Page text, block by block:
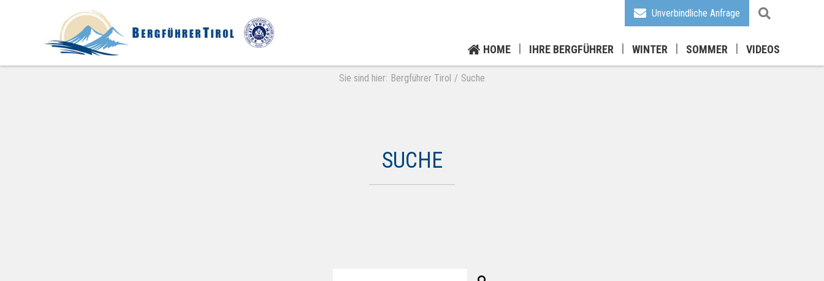
Sie sind hier: Bergführer Tirol Suche
SUCHE
Unverbindliche Anfrage
HOME IHRE BERGFÜHRER WINTER SOMMER VIDEOS